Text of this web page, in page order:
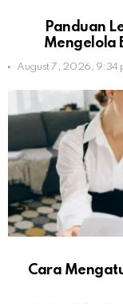
Panduan
Mengelola
August 7, 2026, 9:34
Cara